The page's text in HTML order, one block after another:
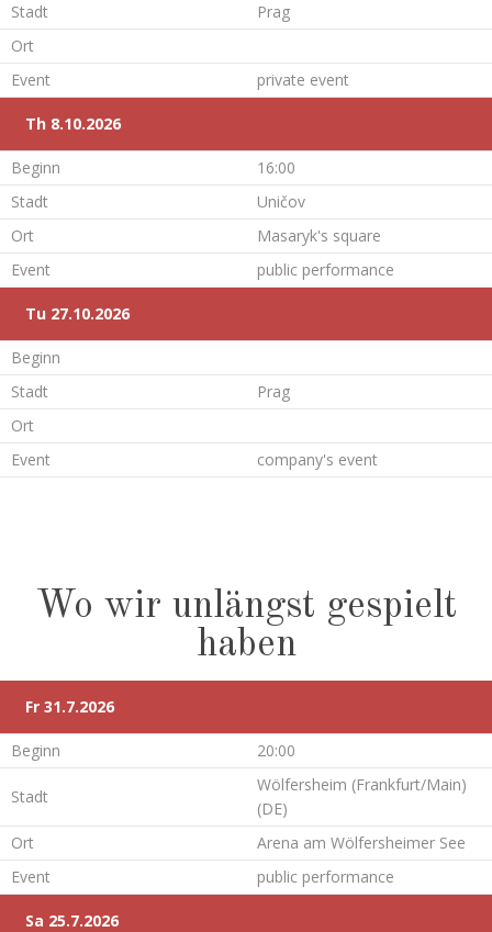
Stadt
Prag
Ort
Event
private event
Th 8.10.2026
Beginn
16:00
Stadt
Uničov
Ort
Masaryk's square
Event
public performance
Tu 27.10.2026
Beginn
Stadt
Prag
Ort
Event
company's event
Wo wir unlängst gespielt
haben
Fr 31.7.2026
Beginn 20:00
Stadt
Wölfersheim (Frankfurt/Main)
(DE)
Ort
Arena am Wölfersheimer See
Event
public performance
Sa 25.7.2026